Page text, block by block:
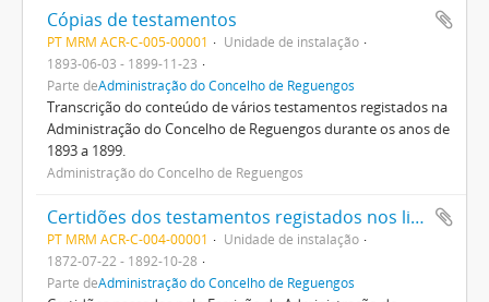
Cópias de testamentos
PT MRM ACR-C-005-00001
Unidade de instalação
1893-06-03 - 1899-11-23
Parte deAdministração do Concelho de Reguengos
Transcrição do conteúdo de vários testamentos registados na
Administração do Concelho de Reguengos durante os anos de
1893 a 1899.
Administração do Concelho de Reguengos
Certidões dos testamentos registados nos livros
PT MRM ACR-C-004-00001
Unidade de instalação
1872-07-22 - 1892-10-28
Parte deAdministração do Concelho de Reguengos